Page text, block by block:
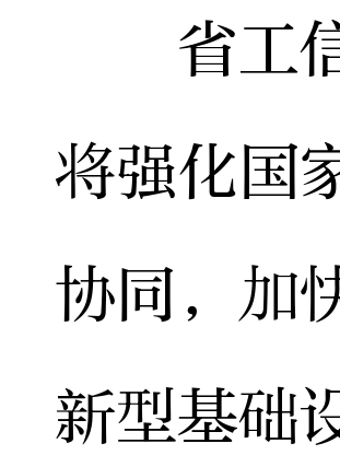
省工信
将强化国
协同，加
新型基础